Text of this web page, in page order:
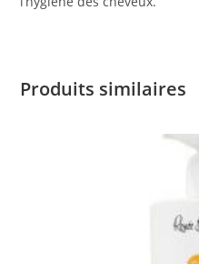
Produits similaires